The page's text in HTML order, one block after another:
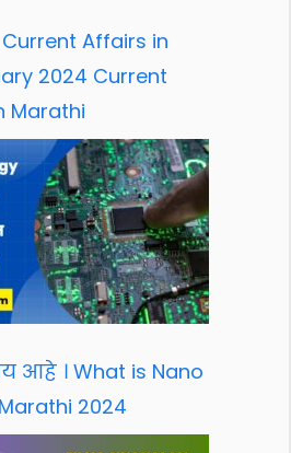
Affairs in
2024 Current
Marathi
आहे । What is Nano
2024